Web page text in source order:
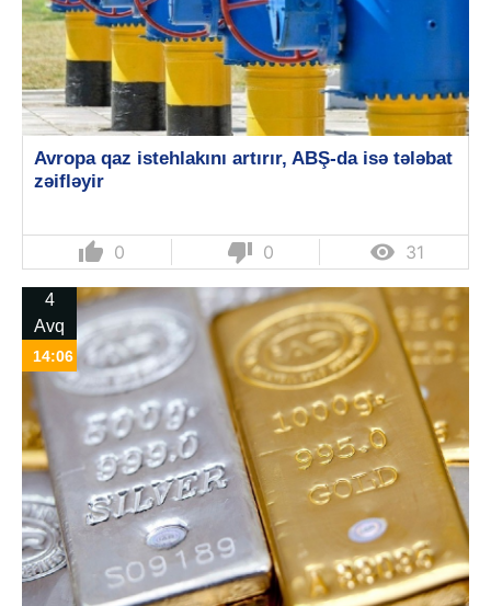
Avropa qaz istehlakını artırır, ABŞ-da isə tələbat
zəifləyir
thumb_up 0 thumb_down 0  31
4
Avq
14:06